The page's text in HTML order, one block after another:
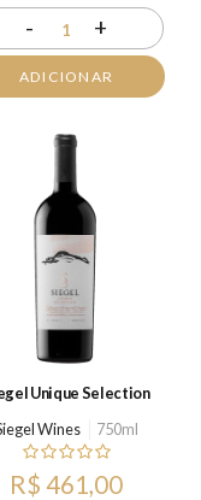
- 1 +
ADICIONAR
Unique Selection
Wines
750ml
R$ 461,00